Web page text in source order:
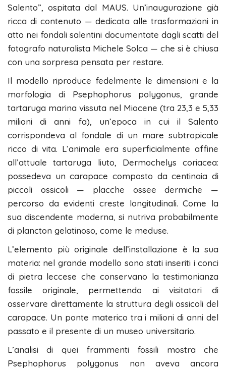
Salento”, ospitata dal MAUS. Un’inaugurazione già
ricca di contenuto — dedicata alle trasformazioni in
atto nei fondali salentini documentate dagli scatti del
fotografo naturalista Michele Solca — che si è chiusa
con una sorpresa pensata per restare.
Il modello riproduce fedelmente le dimensioni e la
morfologia di Psephophorus polygonus, grande
tartaruga marina vissuta nel Miocene (tra 23,3 e 5,33
milioni di anni fa), un’epoca in cui il Salento
corrispondeva al fondale di un mare subtropicale
ricco di vita. L’animale era superficialmente affine
all’attuale tartaruga liuto, Dermochelys coriacea:
possedeva un carapace composto da centinaia di
piccoli ossicoli — placche ossee dermiche —
percorso da evidenti creste longitudinali. Come la
sua discendente moderna, si nutriva probabilmente
di plancton gelatinoso, come le meduse.
L’elemento più originale dell’installazione è la sua
materia: nel grande modello sono stati inseriti i conci
di pietra leccese che conservano la testimonianza
fossile originale, permettendo ai visitatori di
osservare direttamente la struttura degli ossicoli del
carapace. Un ponte materico tra i milioni di anni del
passato e il presente di un museo universitario.
L’analisi di quei frammenti fossili mostra che
Psephophorus polygonus non aveva ancora